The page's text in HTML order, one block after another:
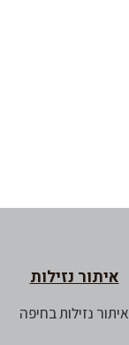
איתור נזילות
איתור נזילות בחיפה